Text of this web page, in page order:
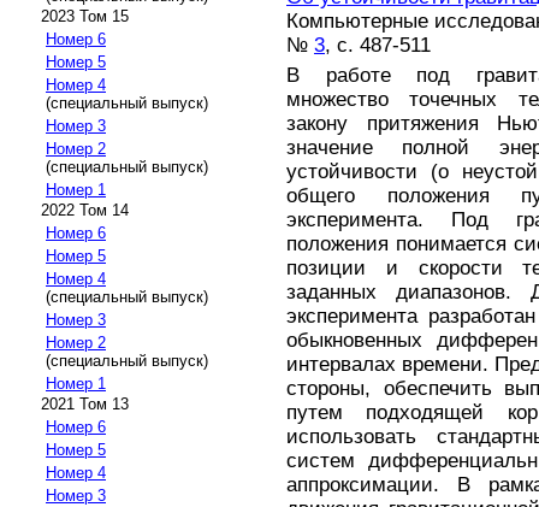
2023 Том 15
Номер 6
Номер 5
Номер 4
(специальный выпуск)
Номер 3
Номер 2
(специальный выпуск)
Номер 1
2022 Том 14
Номер 6
Номер 5
Номер 4
(специальный выпуск)
Номер 3
Номер 2
(специальный выпуск)
Номер 1
2021 Том 13
Номер 6
Номер 5
Номер 4
Номер 3
Компьютерные
№ 3, с. 487-511
В работе под
множество точечных
закону притяжения
значение полной
устойчивости (о
общего положения
эксперимента. Под
положения понимается
позиции и скорости
заданных диапазонов.
эксперимента
обыкновенных
интервалах времени.
стороны, обеспечить
путем подходящей
использовать
систем
аппроксимации. В